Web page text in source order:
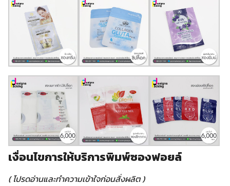
เงื่อนไขการให้บริการพิมพ์ซองฟอยล์
( โปรดอ่านและทำความเข้าใจก่อนสั่งผลิต )